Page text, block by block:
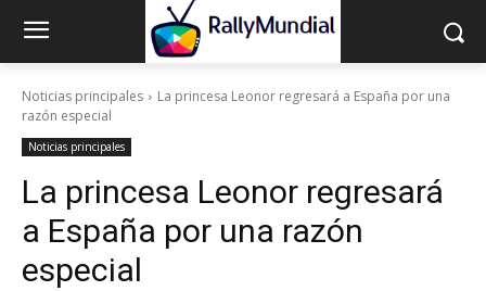
Noticias principales
La princesa Leonor regresará a España por una
razón especial
Noticias principales
La princesa Leonor regresará
a España por una razón
especial